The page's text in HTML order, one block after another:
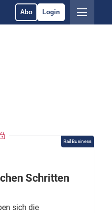
Abo Login
Rail Business
Schritten
sich die